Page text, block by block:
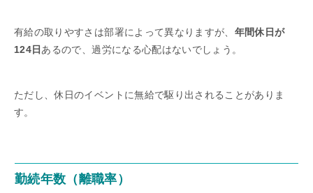
有給の取りやすさは部署によって異なりますが、 年間休日が
124日 あるので、過労になる心配はないでしょう。
ただし、休日のイベントに無給で駆り出されることがありま
す。
勤続年数（離職率）